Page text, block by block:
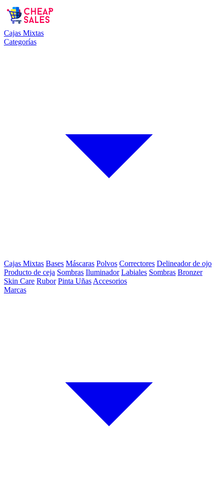
Cajas Mixtas
Categorías
Cajas Mixtas Bases Máscaras Polvos Correctores Delineador de ojo
Producto de ceja Sombras Iluminador Labiales Sombras Bronzer
Skin Care Rubor Pinta Uñas Accesorios
Marcas